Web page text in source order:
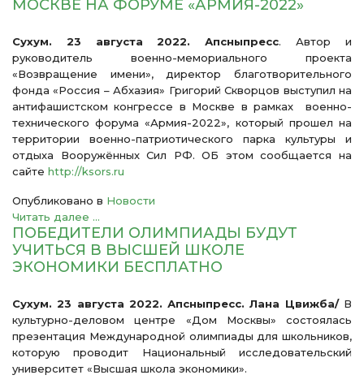
МОСКВЕ НА ФОРУМЕ «АРМИЯ-2022»
Сухум. 23 августа 2022. Апсныпресс. Автор и
руководитель военно-мемориального проекта
«Возвращение имени», директор благотворительного
фонда «Россия – Абхазия» Григорий Скворцов выступил на
антифашистском конгрессе в Москве в рамках военно-
технического форума «Армия-2022», который прошел на
территории военно-патриотического парка культуры и
отдыха Вооружённых Сил РФ. ОБ этом сообщается на
сайте http://ksors.ru
Опубликовано в Новости
Читать далее ...
ПОБЕДИТЕЛИ ОЛИМПИАДЫ БУДУТ
УЧИТЬСЯ В ВЫСШЕЙ ШКОЛЕ
ЭКОНОМИКИ БЕСПЛАТНО
Сухум. 23 августа 2022. Апсныпресс. Лана Цвижба/В
культурно-деловом центре «Дом Москвы» состоялась
презентация Международной олимпиады для школьников,
которую проводит Национальный исследовательский
университет «Высшая школа экономики».